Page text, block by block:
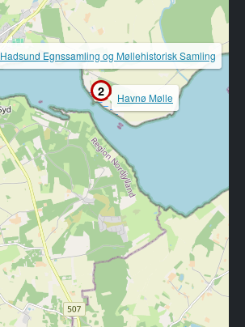
2
Hadsund Egnssamling og Møllehistorisk Samling
Havnø Mølle